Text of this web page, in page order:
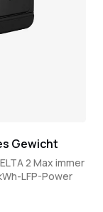
Gewicht
2 Max immer
LFP-Power